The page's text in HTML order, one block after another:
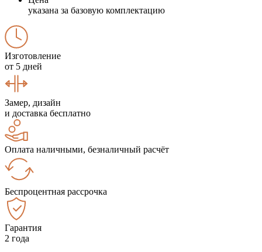
указана за базовую комплектацию
Изготовление
от 5 дней
Замер, дизайн
и доставка бесплатно
Оплата наличными, безналичный расчёт
Беспроцентная рассрочка
Гарантия
2 года